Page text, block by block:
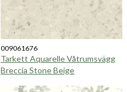
009061676
Tarkett Aquarelle Våtrumsvägg
Breccia Stone Beige